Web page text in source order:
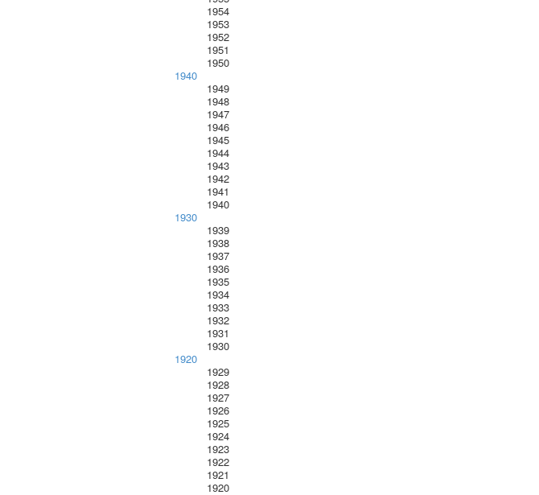
1954
1953
1952
1951
1950
1940
1949
1948
1947
1946
1945
1944
1943
1942
1941
1940
1930
1939
1938
1937
1936
1935
1934
1933
1932
1931
1930
1920
1929
1928
1927
1926
1925
1924
1923
1922
1921
1920